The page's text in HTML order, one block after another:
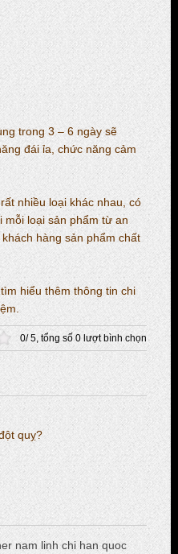
trong 3 – 6 ngày sẽ
đái ỉa, chức năng cảm
nhiều loại khác nhau, có
loại sản phẩm từ an
hàng sản phẩm chất
hiểu thêm thông tin chi
0/5, tổng số0 lượt bình chọn
quỵ?